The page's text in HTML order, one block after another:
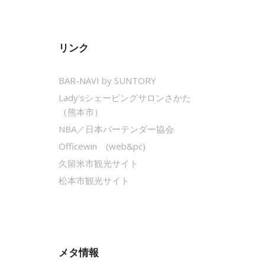
リンク
BAR-NAVI by SUNTORY
Lady'sシェービングサロンさかた
（熊本市）
NBA／日本バーテンダー協会
Officewin (web&pc)
久留米市観光サイト
松本市観光サイト
メタ情報